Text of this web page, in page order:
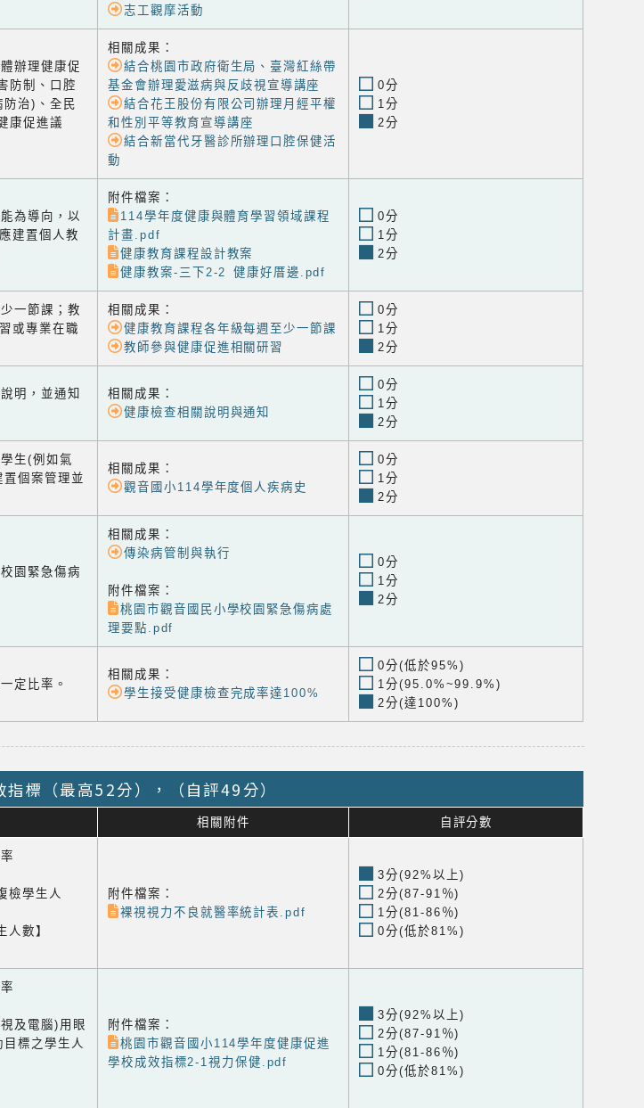
志工觀摩活動
辦理健康促
防制、口腔
防治)、全民
康促進議
相關成果：
結合桃園市政府衛生局、臺灣紅絲帶
基金會辦理愛滋病與反歧視宣導講座
結合花王股份有限公司辦理月經平權
和性別平等教育宣導講座
結合新當代牙醫診所辦理口腔保健活
動
0分
1分
2分
為導向，以
建置個人教
附件檔案：
114學年度健康與體育學習領域課程
計畫.pdf
健康教育課程設計教案
健康教案-三下2-2 健康好厝邊.pdf
0分
1分
2分
一節課；教
或專業在職
相關成果：
健康教育課程各年級每週至少一節課
教師參與健康促進相關研習
0分
1分
2分
明，並通知
相關成果：
健康檢查相關說明與通知
0分
1分
2分
生(例如氣
個案管理並
相關成果：
觀音國小114學年度個人疾病史
0分
1分
2分
園緊急傷病
相關成果：
傳染病管制與執行
附件檔案：
桃園市觀音國民小學校園緊急傷病處
理要點.pdf
0分
1分
2分
定比率。
相關成果：
學生接受健康檢查完成率達100%
0分(低於95%)
1分(95.0%~99.9%)
2分(達100%)
指標（最高52分），（自評49分）
相關附件 自評分數
檢學生人
人數】
附件檔案：
裸視視力不良就醫率統計表.pdf
3分(92%以上)
2分(87-91％)
1分(81-86％)
0分(低於81%)
及電腦)用眼
標之學生人
附件檔案：
桃園市觀音國小114學年度健康促進
學校成效指標2-1視力保健.pdf
3分(92%以上)
2分(87-91％)
1分(81-86％)
0分(低於81%)